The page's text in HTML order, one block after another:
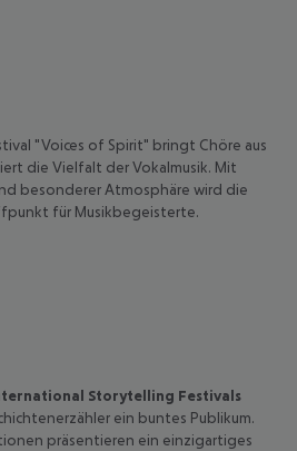
"Voices of Spirit" bringt Chöre aus
die Vielfalt der Vokalmusik. Mit
besonderer Atmosphäre wird die
für Musikbegeisterte.
Storytelling Festivals
ein buntes Publikum.
präsentieren ein einzigartiges